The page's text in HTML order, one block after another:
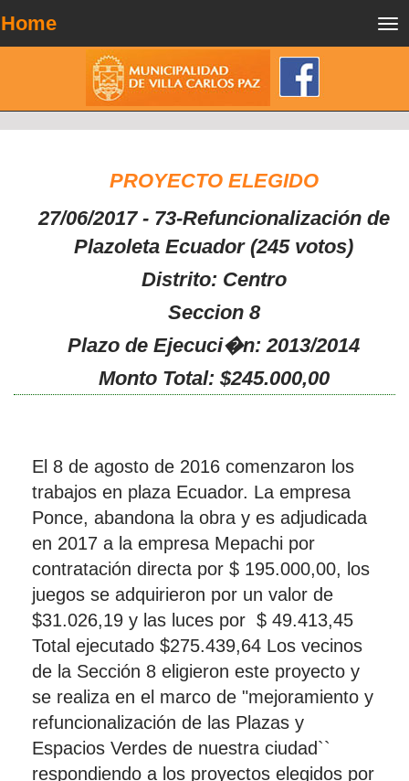
Home
PROYECTO ELEGIDO
27/06/2017 - 73-Refuncionalización de
Plazoleta Ecuador (245 votos)
Distrito: Centro
Seccion 8
Plazo de Ejecuci�n: 2013/2014
Monto Total: $245.000,00
El 8 de agosto de 2016 comenzaron los
trabajos en plaza Ecuador. La empresa
Ponce, abandona la obra y es adjudicada
en 2017 a la empresa Mepachi por
contratación directa por $ 195.000,00, los
juegos se adquirieron por un valor de
$31.026,19 y las luces por $ 49.413,45
Total ejecutado $275.439,64 Los vecinos
de la Sección 8 eligieron este proyecto y
se realiza en el marco de "mejoramiento y
refuncionalización de las Plazas y
Espacios Verdes de nuestra ciudad``
respondiendo a los proyectos elegidos por